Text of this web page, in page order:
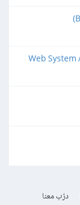
درّب معنا